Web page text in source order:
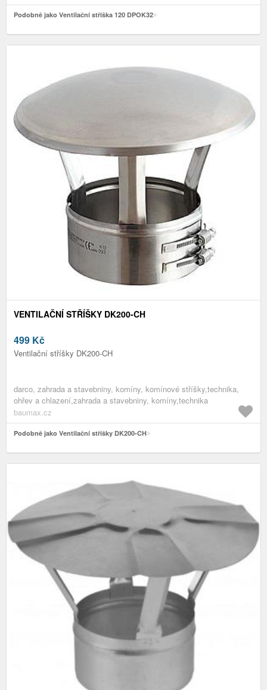
Podobně jako Ventilační stříška 120 DPOK32
VENTILAČNÍ STŘÍŠKY DK200-CH
499 Kč
Ventilační stříšky DK200-CH
darco, zahrada a stavebniny, komíny, komínové stříšky,technika,
ohřev a chlazení,zahrada a stavebniny, komíny,technika
baumax.cz
Podobně jako Ventilační stříšky DK200-CH